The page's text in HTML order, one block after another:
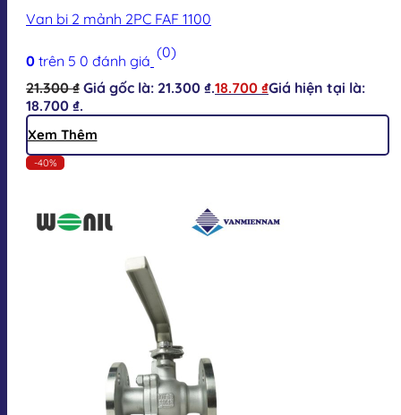
Van bi 2 mảnh 2PC FAF 1100
0 trên 5 0 đánh giá (0)
21.300₫ Giá gốc là: 21.300 ₫.18.700 ₫Giá hiện tại là:
18.700 ₫.
Xem Thêm
-40%